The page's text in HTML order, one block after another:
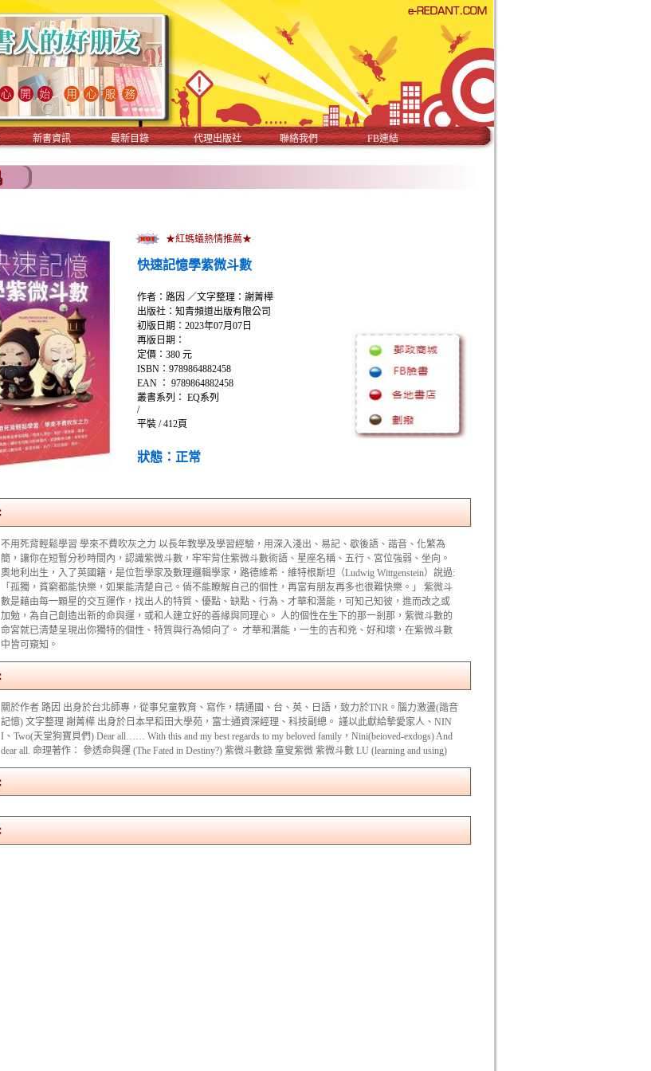
新書資訊 最新目錄 代理出版社 聯絡我們 FB連結
★紅螞蟻熱情推薦★
快速記憶學紫微斗數
作者：路因 ／文字整理：謝菁樺
出版社：知青頻道出版有限公司
初版日期：2023年07月07日
再版日期：
定價：380 元
ISBN：9789864882458
EAN ： 9789864882458
叢書系列： EQ系列
/
平裝 / 412頁
狀態：正常
不用死背輕鬆學習 學來不費吹灰之力 以長年教學及學習經驗，用深入淺出、易記、歇後語、諧音、化繁為
簡，讓你在短暫分秒時間內，認識紫微斗數，牢牢背住紫微斗數術語、星座名稱、五行、宮位強弱、坐向。
奧地利出生，入了英國籍，是位哲學家及數理邏輯學家，路德維希．維特根斯坦（Ludwig Wittgenstein）說過:
「孤獨，貧窮都能快樂，如果能清楚自己。倘不能瞭解自己的個性，再富有朋友再多也很難快樂。」 紫微斗
數是藉由每一顆星的交互運作，找出人的特質、優點、缺點、行為、才華和潛能，可知己知彼，進而改之或
加勉，為自己創造出新的命與運，或和人建立好的善緣與同理心。 人的個性在生下的那一剎那，紫微斗數的
命宮就已清楚呈現出你獨特的個性、特質與行為傾向了。 才華和潛能，一生的吉和兇、好和壞，在紫微斗數
中皆可窺知。
關於作者 路因 出身於台北師專，從事兒童教育、寫作，精通國、台、英、日語，致力於TNR。腦力激盪(諧音
記憶) 文字整理 謝菁樺 出身於日本早稻田大學苑，富士通資深經理、科技副總。 謹以此獻給摯愛家人、NIN
I、Two(天堂狗寶貝們) Dear all…… With this and my best regards to my beloved family，Nini(beioved-exdogs) And
dear all. 命理著作： 參透命與運 (The Fated in Destiny?) 紫微斗數錄 童叟紫微 紫微斗數 LU (learning and using)